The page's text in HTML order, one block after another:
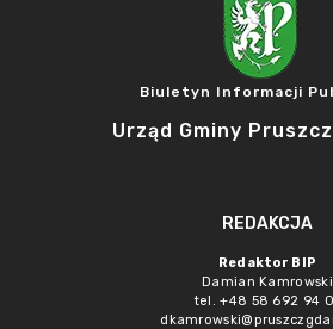
Biuletyn Informacji
Urząd Gminy
REDAKCJA
Redaktor BIP
Damian Kamrowski
tel. +48 58 692 94